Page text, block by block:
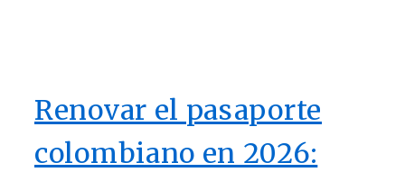
Renovar el pasaporte
colombiano en 2026: